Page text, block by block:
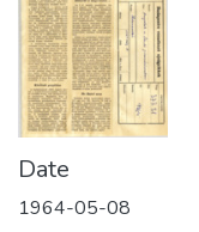
Date
1964-05-08